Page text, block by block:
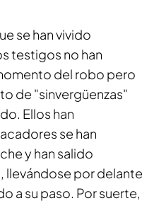
se han vivido
testigos no han
del robo pero
de "sinvergüenzas"
Ellos han
se han
y han salido
llevándose por delante
a su paso. Por suerte,